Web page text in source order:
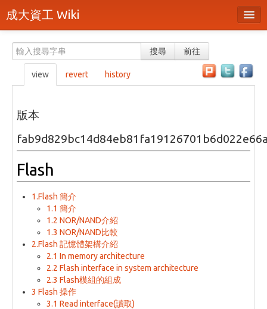
成大資工 Wiki
分類
隨機頁面
最近活動
上傳檔案
頁面原始檔
可列印版本
刪除本頁
登入 / 註冊帳號
搜尋 前往
view revert history
版本
Flash
1.Flash 簡介
1.1 簡介
1.2 NOR/NAND介紹
1.3 NOR/NAND比較
2.Flash 記憶體架構介紹
2.1 In memory architecture
2.2 Flash interface in system architecture
2.3 Flash模組的組成
3 Flash 操作
3.1 Read interface(讀取)